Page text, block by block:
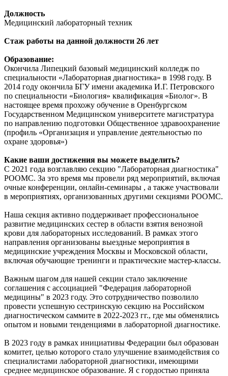
Должность
Медицинский лабораторный техник
Стаж работы на данной должности 26 лет
Образование:
Окончила Липецкий базовый медицинский колледж по
специальности «Лабораторная диагностика» в 1998 году. В
2014 году окончила БГУ имени академика И.Г. Петровского
по специальности «Биология» квалификация «Биолог». В
настоящее время прохожу обучение в Оренбургском
Государственном Медицинском университете магистратура
по направлению подготовки Общественное здравоохранение
(профиль «Организация и управление деятельностью по
охране здоровья»)
Какие ваши достижения вы можете выделить?
С 2021 года возглавляю секцию "Лабораторная диагностика"
РООМС. За это время мы провели ряд мероприятий, включая
очные конференции, онлайн-семинары , а также участвовали
в мероприятиях, организованных другими секциями РООМС.
Наша секция активно поддерживает профессиональное
развитие медицинских сестер в области взятия венозной
крови для лабораторных исследований. В рамках этого
направления организованы выездные мероприятия в
медицинские учреждения Москвы и Московской области,
включая обучающие тренинги и практические мастер-классы.
Важным шагом для нашей секции стало заключение
соглашения с ассоциацией "Федерация лабораторной
медицины" в 2023 году. Это сотрудничество позволило
провести успешную сестринскую секцию на Российском
диагностическом саммите в 2022-2023 гг., где мы обменялись
опытом и новыми тенденциями в лабораторной диагностике.
В 2023 году в рамках инициативы Федерации был образован
комитет, целью которого стало улучшение взаимодействия со
специалистами лабораторной диагностики, имеющими
среднее медицинское образование. Я с гордостью приняла